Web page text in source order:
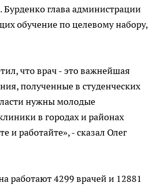
глава администрации
обучение по целевому набору,
что врач - это важнейшая
полученные в студенческих
нужны молодые
в городах и районах
работайте», - сказал Олег
работают 4299 врачей и 12881